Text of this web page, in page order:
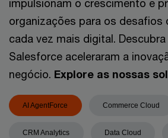
impulsionam o crescimento e
organizações para os desafios
cada vez mais digital.
Salesforce aceleraram a
negócio. Explore as nossas
AI AgentForce Commerce Cloud
CRM Analytics Data Cloud